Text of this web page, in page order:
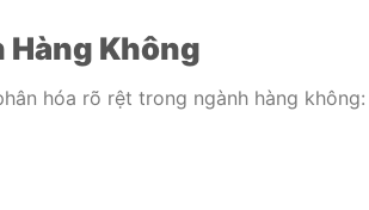
Hàng Không
hóa rõ rệt trong ngành hàng không: